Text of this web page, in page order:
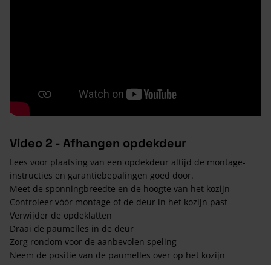
Video 2 - Afhangen opdekdeur
Lees voor plaatsing van een opdekdeur altijd de montage-
instructies en garantiebepalingen goed door.
Meet de sponningbreedte en de hoogte van het kozijn
Controleer vóór montage of de deur in het kozijn past
Verwijder de opdeklatten
Draai de paumelles in de deur
Zorg rondom voor de aanbevolen speling
Neem de positie van de paumelles over op het kozijn